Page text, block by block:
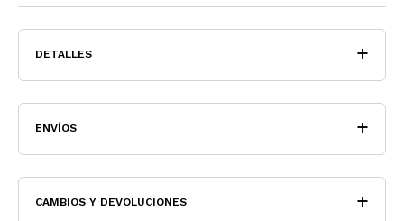
DETALLES
ENVÍOS
CAMBIOS Y DEVOLUCIONES